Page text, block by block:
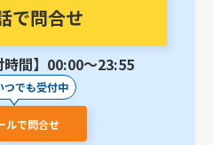
で問合せ
時間】00:00〜23:55
つでも受付中
ルで問合せ